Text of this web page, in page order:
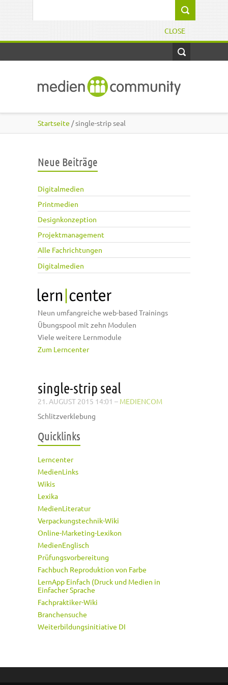
CLOSE
Startseite / single-strip seal
Neue Beiträge
Digitalmedien
Printmedien
Designkonzeption
Projektmanagement
Alle Fachrichtungen
Digitalmedien
Neun umfangreiche web-based Trainings
Übungspool mit zehn Modulen
Viele weitere Lernmodule
Zum Lerncenter
single-strip seal
21. AUGUST 2015 14:01 – MEDIENCOM
Schlitzverklebung
Quicklinks
Lerncenter
MedienLinks
Wikis
Lexika
MedienLiteratur
Verpackungstechnik-Wiki
Online-Marketing-Lexikon
MedienEnglisch
Prüfungsvorbereitung
Fachbuch Reproduktion von Farbe
LernApp Einfach (Druck und Medien in
Einfacher Sprache
Fachpraktiker-Wiki
Branchensuche
Weiterbildungsinitiative DI